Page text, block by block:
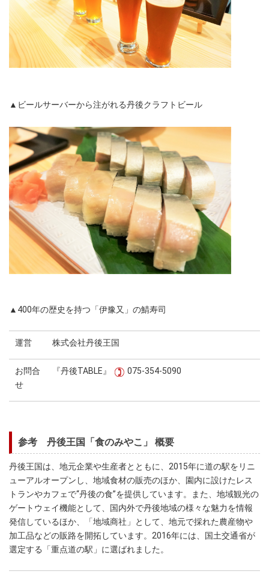
▲ビールサーバーから注がれる丹後クラフトビール
▲400年の歴史を持つ「伊豫又」の鯖寿司
運営 株式会社丹後王国
お問合
せ
『丹後TABLE』 075-354-5090
参考 丹後王国「食のみやこ」 概要
丹後王国は、地元企業や生産者とともに、2015年に道の駅をリニ
ューアルオープンし、地域食材の販売のほか、園内に設けたレス
トランやカフェで“丹後の食”を提供しています。また、地域観光の
ゲートウェイ機能として、国内外で丹後地域の様々な魅力を情報
発信しているほか、「地域商社」として、地元で採れた農産物や
加工品などの販路を開拓しています。2016年には、国土交通省が
選定する「重点道の駅」に選ばれました。